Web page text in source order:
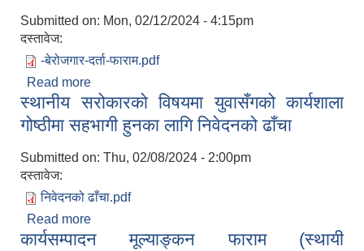
Submitted on: Mon, 02/12/2024 - 4:15pm
दस्तावेज:
-बेरोजगार-दर्ता-फाराम.pdf
Read more
स्थानीय सरोकारको विषयमा युवासँगको कार्यशाला
गोष्ठीमा सहभागी हुनका लागि निवेदनको ढाँचा
Submitted on: Thu, 02/08/2024 - 2:00pm
दस्तावेज:
निवेदनको ढाँचा.pdf
Read more
गोष्ठीमा सहभागी हुनका लागि निवेदनको ढाँचा
कार्यसम्पादन मूल्याङ्कन फाराम (स्थायी